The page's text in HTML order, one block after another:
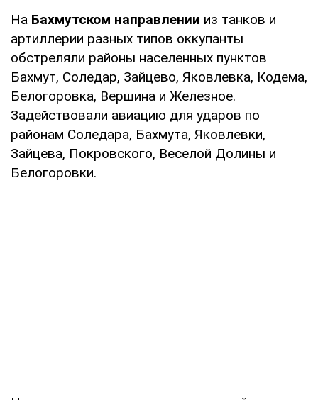
На Бахмутском направлении из танков и
артиллерии разных типов оккупанты
обстреляли районы населенных пунктов
Бахмут, Соледар, Зайцево, Яковлевка, Кодема,
Белогоровка, Вершина и Железное.
Задействовали авиацию для ударов по
районам Соледара, Бахмута, Яковлевки,
Зайцева, Покровского, Веселой Долины и
Белогоровки.